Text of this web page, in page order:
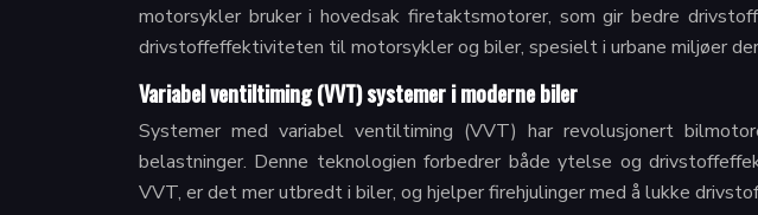
motorsykler bruker i hovedsak firetaktsmotorer, som gir bedre
drivstoffeffektiviteten til motorsykler og biler, spesielt i urbane miljøer
Variabel ventiltiming (VVT) systemer i moderne biler
Systemer med variabel ventiltiming (VVT) har revolusjonert
belastninger. Denne teknologien forbedrer både ytelse og
VVT, er det mer utbredt i biler, og hjelper firehjulinger med å lukke